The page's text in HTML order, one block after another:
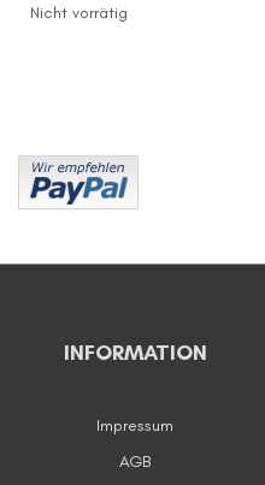
Nicht vorrätig
INFORMATION
Impressum
AGB